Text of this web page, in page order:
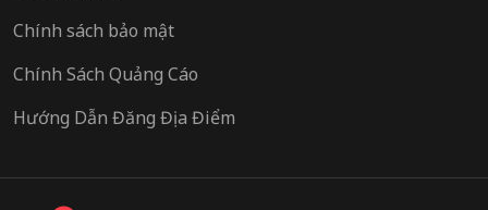
Chính sách bảo mật
Chính Sách Quảng Cáo
Hướng Dẫn Đăng Địa Điểm